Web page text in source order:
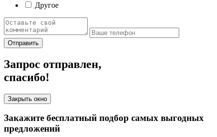
Другое
Отправить
Запрос отправлен,
спасибо!
Закрыть окно
Закажите бесплатный подбор самых выгодных
предложений